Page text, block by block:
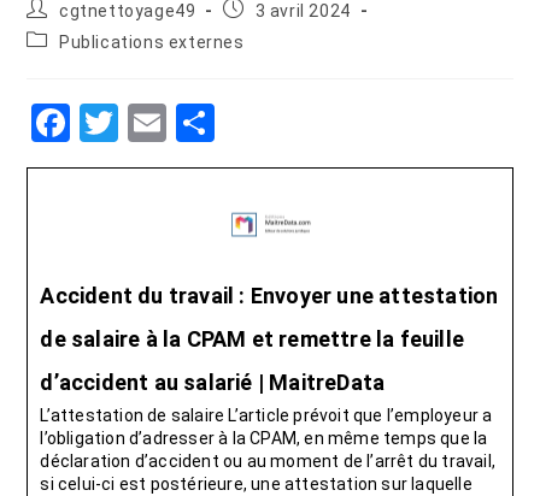
cgtnettoyage49
3 avril 2024
Publications externes
F
a
b
o
o
k
T
wi
E
m ar
ta
g
er
Accident du travail : Envoyer une attestation
de salaire à la CPAM et remettre la feuille
d’accident au salarié | MaitreData
L’attestation de salaire L’article prévoit que l’employeur a
l’obligation d’adresser à la CPAM, en même temps que la
déclaration d’accident ou au moment de l’arrêt du travail,
si celui-ci est postérieure, une attestation sur laquelle